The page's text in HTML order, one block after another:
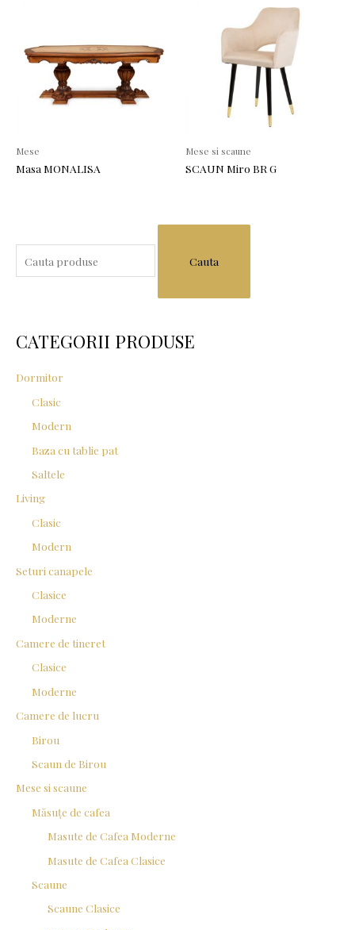
Mese
Masa MONALISA
Mese si scaune
SCAUN Miro BR G
a
h
o
CATEGORII PRODUSE
Dormitor
Clasic
Modern
Baza cu tablie pat
Saltele
Living
Clasic
Modern
Seturi canapele
Clasice
Moderne
Camere de tineret
Clasice
Moderne
Camere de lucru
Birou
Scaun de Birou
Mese si scaune
Măsuțe de cafea
Masute de Cafea Moderne
Masute de Cafea Clasice
Scaune
Scaune Clasice